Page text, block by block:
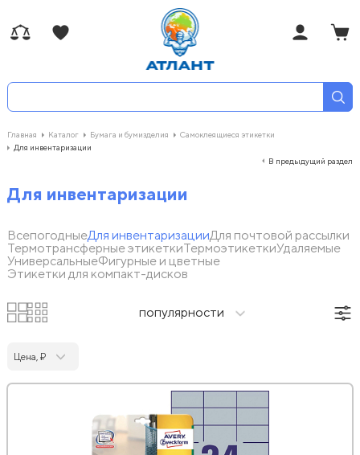
Главная Каталог Бумага и бумизделия
Самоклеящиеся этикетки
Для инвентаризации
В предыдущий раздел
Для инвентаризации
ВсепогодныеДля инвентаризацииДля почтовой рассылки
Термотрансферные этикеткиТермоэтикеткиУдаляемые
УниверсальныеФигурные и цветные
Этикетки для компакт-дисков
популярности
Цена, ₽